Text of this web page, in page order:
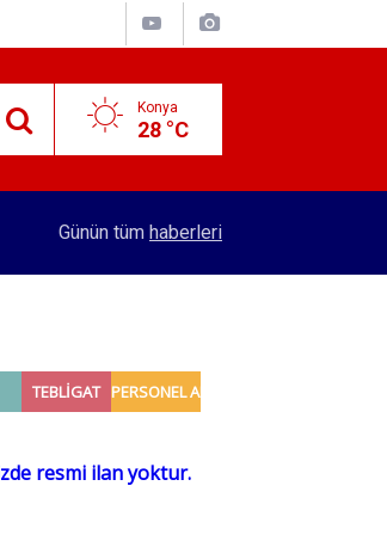
Konya
28 °C
Konyalı patron 70 bin TL maaşla personel
Günün tüm haberleri